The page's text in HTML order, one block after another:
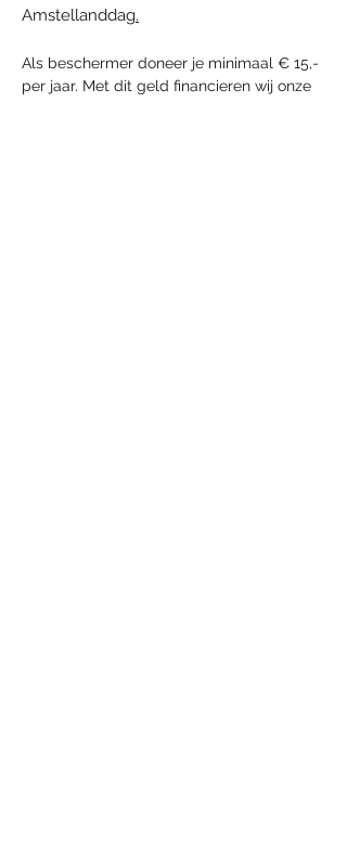
Amstellanddag.
Als beschermer doneer je minimaal € 15,-
per jaar. Met dit geld financieren wij onze